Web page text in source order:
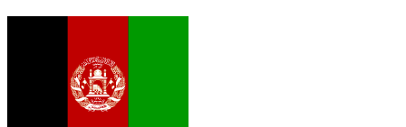
Comprar con tarjeta
Nuevo
Compra tarjetas regalo de tus marcas favoritas con